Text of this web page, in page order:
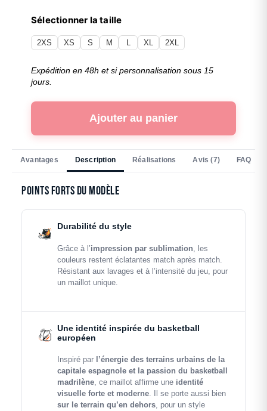
Sélectionner la taille
2XS XS S M L XL 2XL
Expédition en 48h et si personnalisation sous 15
jours.
Ajouter au panier
Avantages Description Réalisations Avis (7) FAQ
Points forts du modèle
Durabilité du style
Grâce à l’impression par sublimation , les
couleurs restent éclatantes match après match.
Résistant aux lavages et à l’intensité du jeu, pour
un maillot unique.
Une identité inspirée du basketball
européen
Inspiré par l’énergie des terrains urbains de la
capitale espagnole et la passion du basketball
madrilène, ce maillot affirme une identité
visuelle forte et moderne. Il se porte aussi bien
sur le terrain qu’en dehors, pour un style